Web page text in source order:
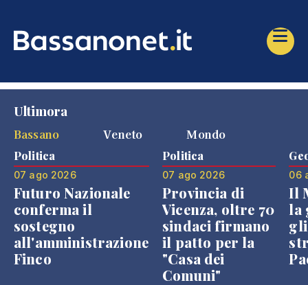
Ultimora
Bassano
Veneto Mondo
Politica
07 ago 2026
Futuro Nazionale
conferma il
sostegno
all'amministrazione
Finco
Politica
07 ago 2026
Provincia di
Vicenza, oltre 70
sindaci firmano
il patto per la
"Casa dei
Comuni"
06
Il
la